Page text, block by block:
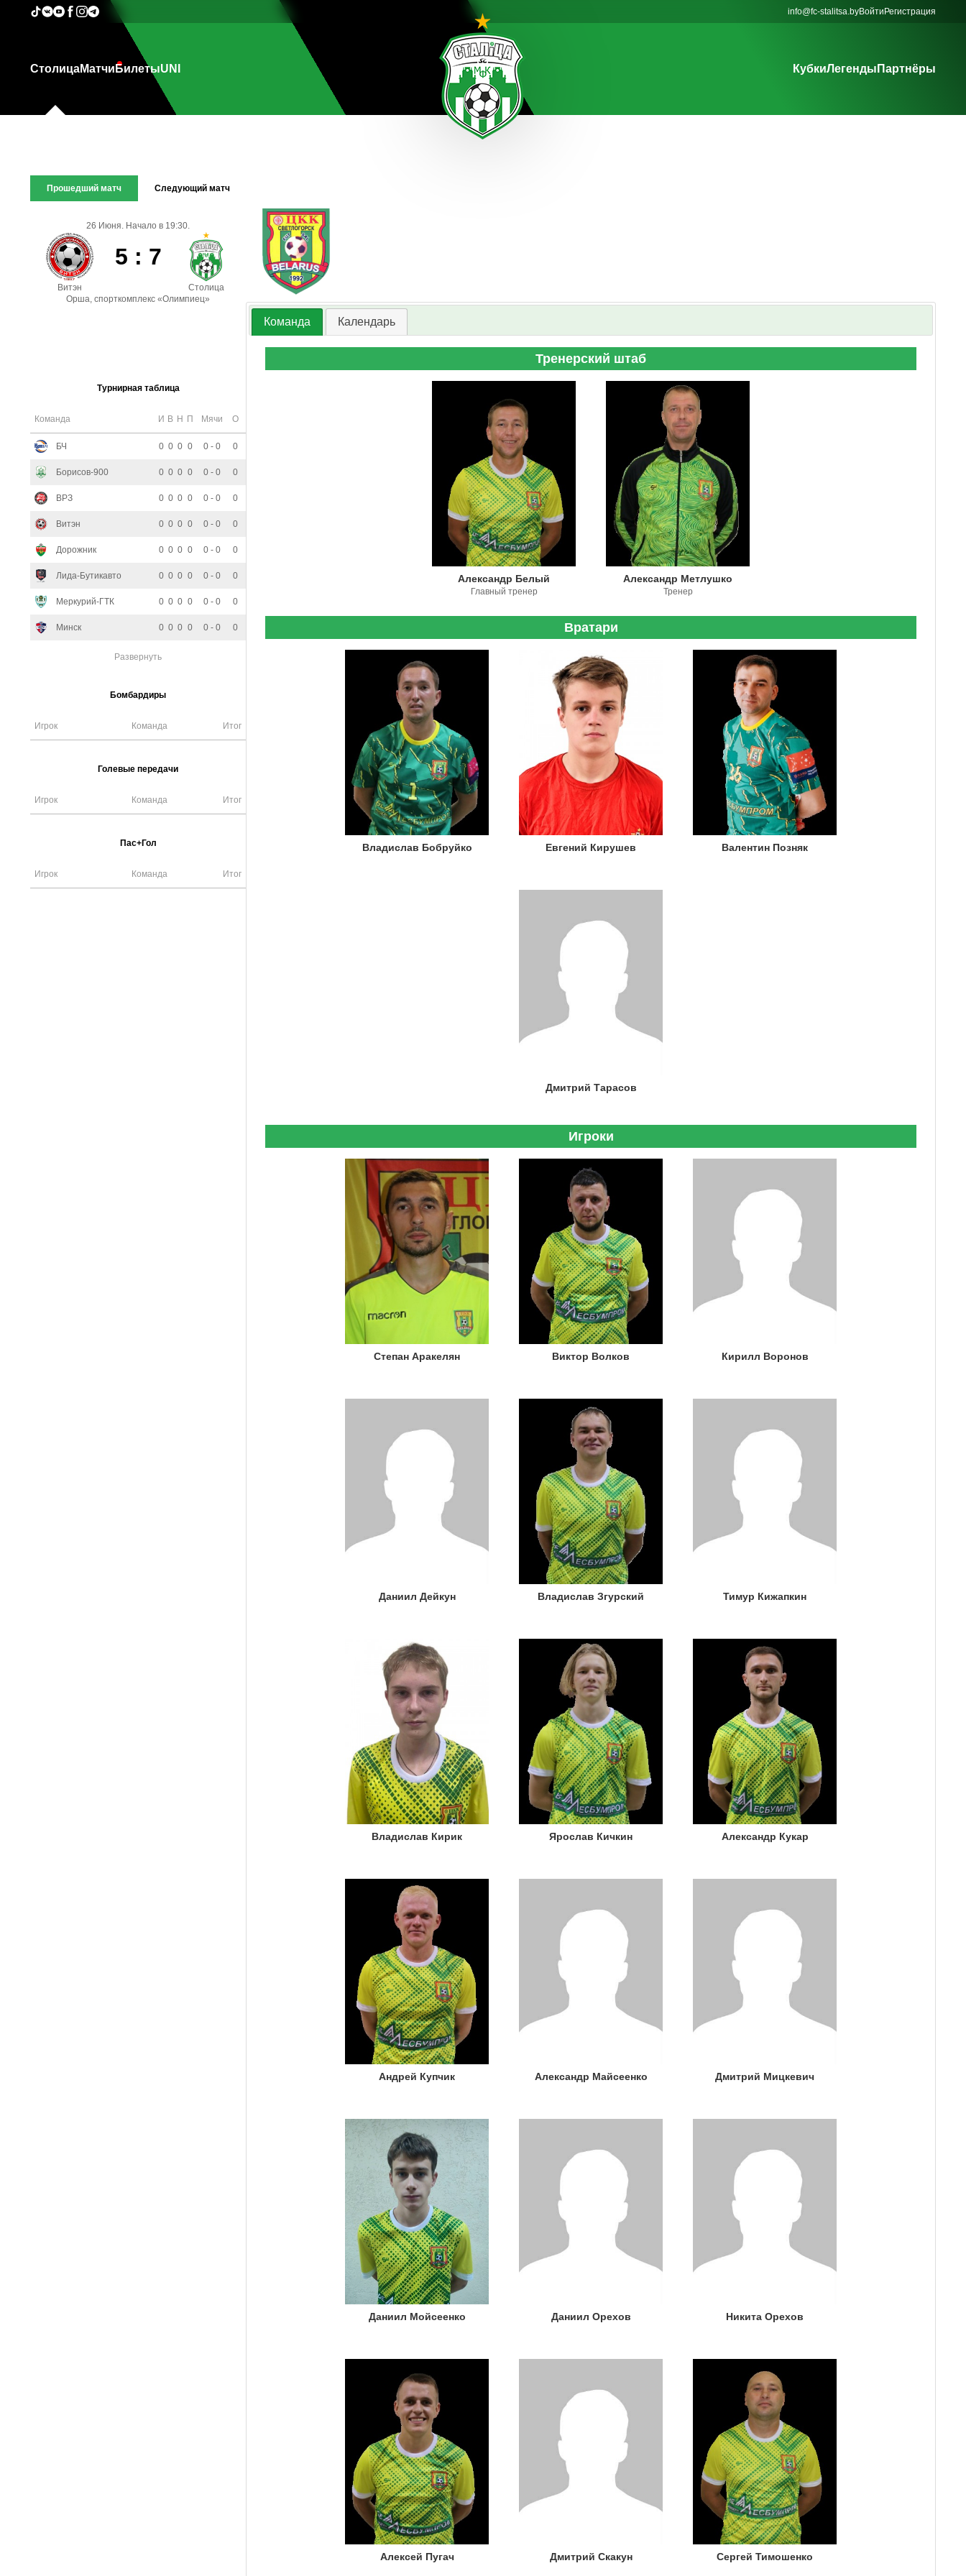
info@fc-stalitsa.byВойти Регистрация
СтолицаМатчи БилетыUNI КубкиЛегенды Партнёры
Прошедший матч Следующий матч
26 Июня. Начало в 19:30.
5 : 7
Витэн
Столица
Орша, спорткомплекс «Олимпиец»
Турнирная таблица
Команда И В Н П Мячи О
БЧ 0 0 0 0 0 - 0 0
Борисов-900 0 0 0 0 0 - 0 0
ВРЗ 0 0 0 0 0 - 0 0
Витэн 0 0 0 0 0 - 0 0
Дорожник 0 0 0 0 0 - 0 0
Лида-Бутикавто 0 0 0 0 0 - 0 0
Меркурий-ГТК 0 0 0 0 0 - 0 0
Минск 0 0 0 0 0 - 0 0
Развернуть
Бомбардиры
Игрок Команда Итог
Голевые передачи
Игрок Команда Итог
Пас+Гол
Игрок Команда Итог
Команда Календарь
Тренерский штаб
Александр Белый
Главный тренер
Александр Метлушко
Тренер
Вратари
Владислав Бобруйко Евгений Кирушев Валентин Позняк
Дмитрий Тарасов
Игроки
Степан Аракелян Виктор Волков Кирилл Воронов
Даниил Дейкун Владислав Згурский Тимур Кижапкин
Владислав Кирик Ярослав Кичкин Александр Кукар
Андрей Купчик Александр Майсеенко Дмитрий Мицкевич
Даниил Мойсеенко Даниил Орехов Никита Орехов
Алексей Пугач Дмитрий Скакун Сергей Тимошенко